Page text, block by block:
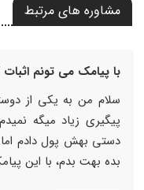
مشاوره های مرتبط
با پیامک می تونم
سلام من به یکی از
پیگیری زیاد میگه
دستی بهش پول دادم
بده بهت بدم، با این